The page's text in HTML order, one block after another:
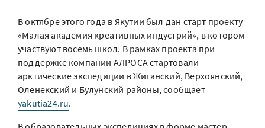
В октябре этого года в Якутии был дан старт проекту
«Малая академия креативных индустрий», в котором
участвуют восемь школ. В рамках проекта при
поддержке компании АЛРОСА стартовали
арктические экспедиции в Жиганский, Верхоянский,
Оленекский и Булунский районы, сообщает
yakutia24.ru.